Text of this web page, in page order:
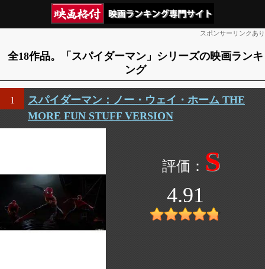
スポンサーリンクあり
全18作品。「スパイダーマン」シリーズの映画ランキ
ング
1
スパイダーマン：ノー・ウェイ・ホーム THE
MORE FUN STUFF VERSION
S
4.91